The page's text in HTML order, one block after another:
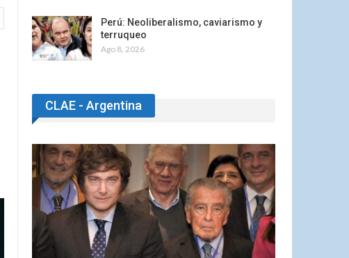
Perú: Neoliberalismo, caviarismo y
terruqueo
Ago 8, 2026
CLAE - Argentina